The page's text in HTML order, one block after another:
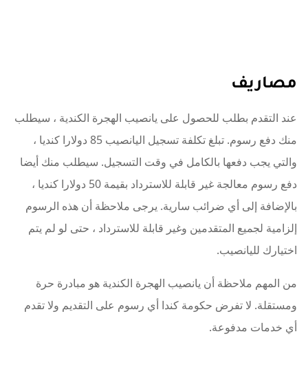
مصاريف
عند التقدم بطلب للحصول على يانصيب الهجرة الكندية ، سيطلب
منك دفع رسوم. تبلغ تكلفة تسجيل اليانصيب 85 دولارا كنديا ،
والتي يجب دفعها بالكامل في وقت التسجيل. سيطلب منك أيضا
دفع رسوم معالجة غير قابلة للاسترداد بقيمة 50 دولارا كنديا ،
بالإضافة إلى أي ضرائب سارية. يرجى ملاحظة أن هذه الرسوم
إلزامية لجميع المتقدمين وغير قابلة للاسترداد ، حتى لو لم يتم
اختيارك لليانصيب.
من المهم ملاحظة أن يانصيب الهجرة الكندية هو مبادرة حرة
ومستقلة. لا تفرض حكومة كندا أي رسوم على التقديم ولا تقدم
أي خدمات مدفوعة.